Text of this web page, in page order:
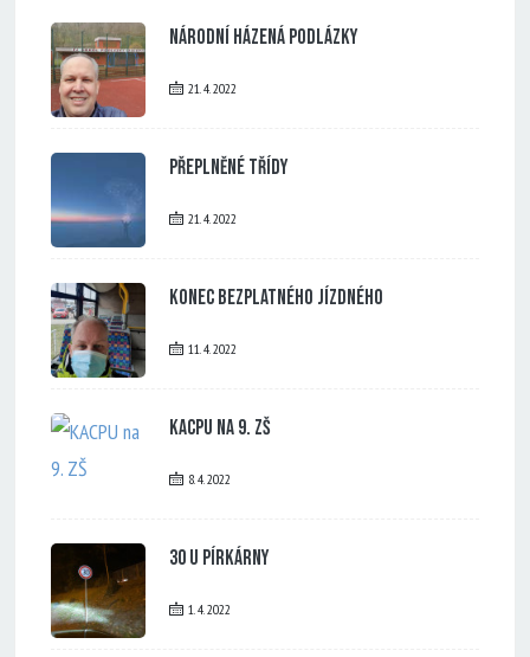
Národní házená Podlázky
21. 4. 2022
Přeplněné třídy
21. 4. 2022
Konec bezplatného jízdného
11. 4. 2022
KACPU na 9. ZŠ
8. 4. 2022
30 u Pírkárny
1. 4. 2022